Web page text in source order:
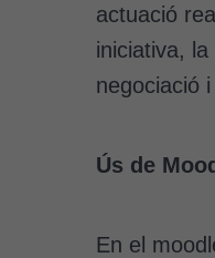
actuació
iniciativa,
negociació
Ús de
En el